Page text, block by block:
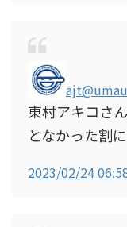
ajt
東村アキコさ
となかった割
2023/02/24